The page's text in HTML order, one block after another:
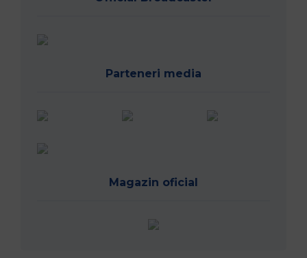
Parteneri media
Magazin oficial